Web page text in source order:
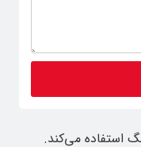
استفاده می‌کند.